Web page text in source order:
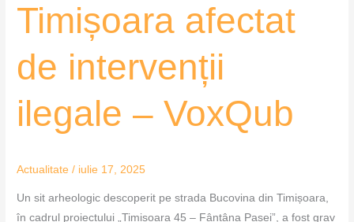
Timișoara afectat
de intervenții
ilegale – VoxQub
Actualitate / iulie 17, 2025
Un sit arheologic descoperit pe strada Bucovina din Timișoara,
în cadrul proiectului „Timișoara 45 – Fântâna Pașei”, a fost grav